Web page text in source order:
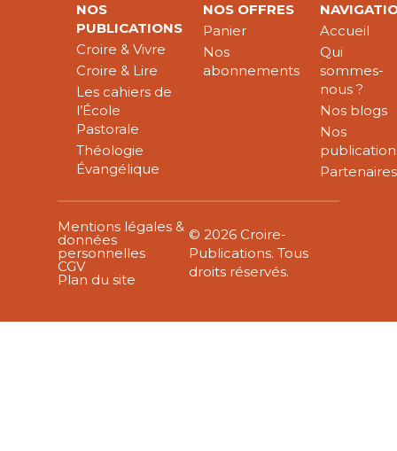
NOS
PUBLICATIONS
Croire & Vivre
Croire & Lire
Les cahiers de
l’École
Pastorale
Théologie
Évangélique
NOS OFFRES
Panier
Nos
abonnements
Accueil
Qui
sommes-
nous ?
Nos blogs
Nos
Partenaires
Mentions légales &
données
personnelles
CGV
Plan du site
© 2026 Croire-
Publications. Tous
droits réservés.